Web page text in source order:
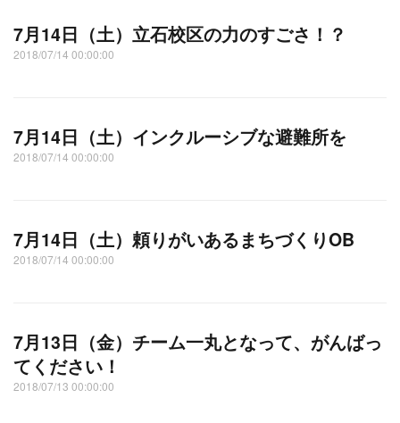
7月14日（土）立石校区の力のすごさ！？
2018/07/14 00:00:00
7月14日（土）インクルーシブな避難所を
2018/07/14 00:00:00
7月14日（土）頼りがいあるまちづくりOB
2018/07/14 00:00:00
7月13日（金）チーム一丸となって、がんばっ
てください！
2018/07/13 00:00:00